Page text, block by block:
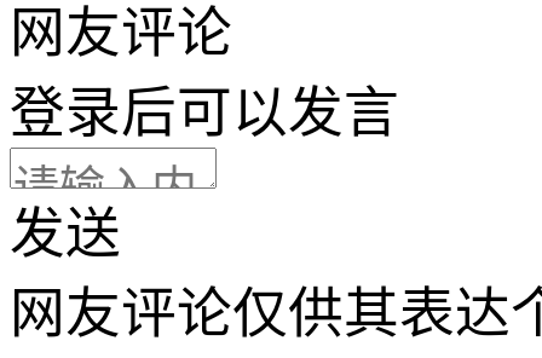
网友评论
登录后可以发言
发送
网友评论仅供其表达